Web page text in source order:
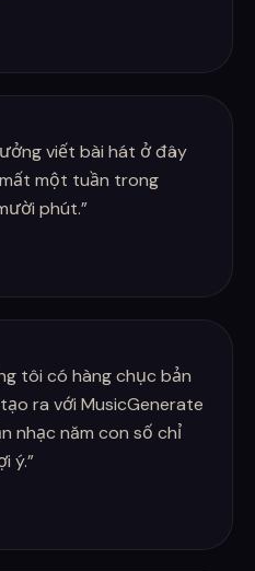
viết bài hát ở đây
một tuần trong
phút.”
tôi có hàng chục bản
ra với MusicGenerate
nhạc năm con số chỉ
ý.”